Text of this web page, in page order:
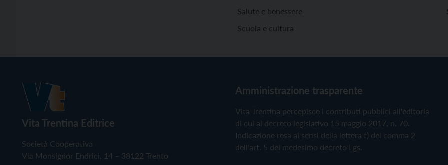
Salute e benessere
Scuola e cultura
Vita Trentina Editrice
Società Cooperativa
Via Monsignor Endrici, 14 – 38122 Trento
Amministrazione trasparente
Vita Trentina percepisce i contributi pubblici all'editoria
di cui al decreto legislativo 15 maggio 2017, n. 70.
Indicazione resa ai sensi della lettera f) del comma 2
dell'art. 5 del medesimo decreto Lgs.